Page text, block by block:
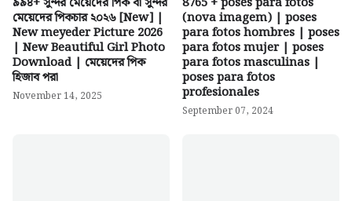
মেয়েদের পিকচার ২০২৬ [New] |
New meyeder Picture 2026
| New Beautiful Girl Photo
Download | মেয়েদের পিক
হিজাব পরা
November 14, 2025
(nova imagem) | poses
para fotos hombres | poses
para fotos mujer | poses
para fotos masculinas |
poses para fotos
profesionales
September 07, 2024